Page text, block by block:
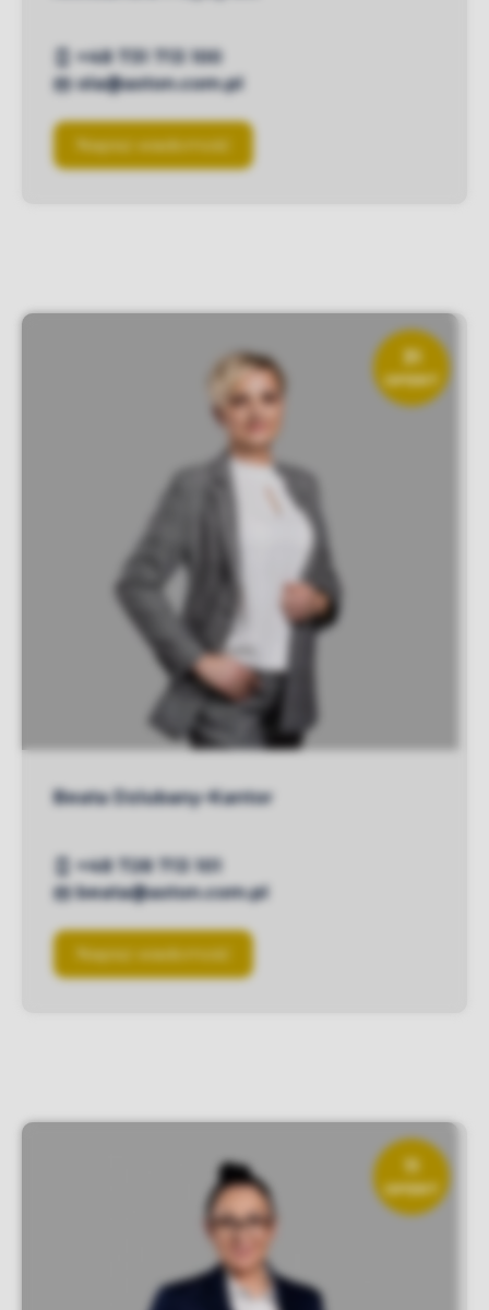
+48 731 713 100
ola@aston.com.pl
Napisz wiadomość
Beata Dziubany-Kantor
+48 728 713 101
beata@aston.com.pl
31
OFERT
Napisz wiadomość
11
OFERT